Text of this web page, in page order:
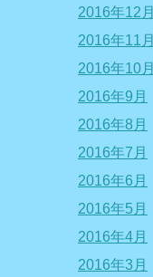
2016年12月
2016年11月
2016年10月
2016年9月
2016年8月
2016年7月
2016年6月
2016年5月
2016年4月
2016年3月